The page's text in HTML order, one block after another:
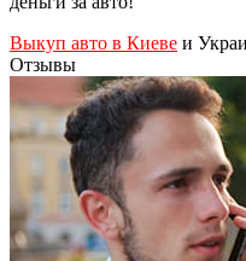
Выкуп авто в Киеве и
Отзывы